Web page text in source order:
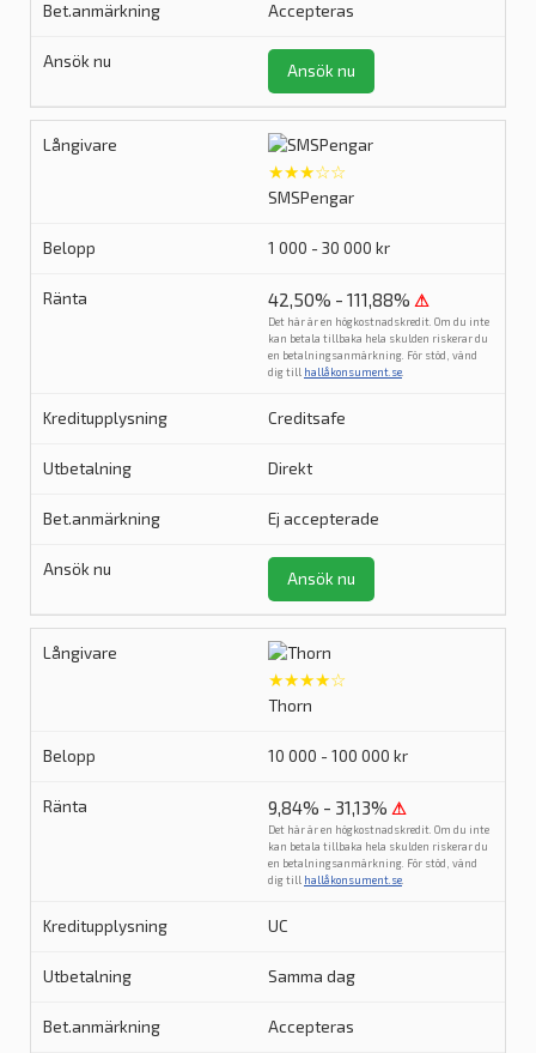
Accepteras
Ansök nu
★★★☆☆
SMSPengar
1 000 - 30 000 kr
42,50% - 111,88% ⚠
Det här är en högkostnadskredit. Om du inte
kan betala tillbaka hela skulden riskerar du
en betalningsanmärkning. För stöd, vänd
dig till hallåkonsument.se
Creditsafe
Direkt
Ej accepterade
Ansök nu
★★★★☆
Thorn
10 000 - 100 000 kr
9,84% - 31,13% ⚠
Det här är en högkostnadskredit. Om du inte
kan betala tillbaka hela skulden riskerar du
en betalningsanmärkning. För stöd, vänd
dig till hallåkonsument.se
UC
Samma dag
Accepteras